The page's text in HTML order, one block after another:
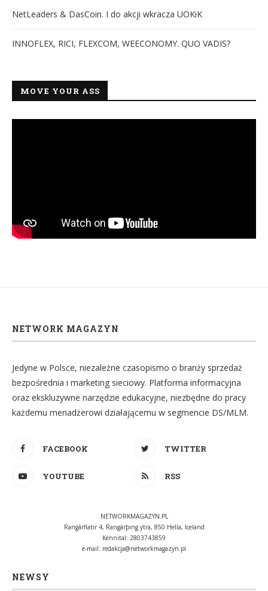
NetLeaders & DasCoin. I do akcji wkracza UOKiK
INNOFLEX, RICI, FLEXCOM, WEECONOMY. QUO VADIS?
MOVE YOUR ASS
NETWORK MAGAZYN
Jedyne w Polsce, niezależne czasopismo o branży sprzedaż
bezpośrednia i marketing sieciowy. Platforma informacyjna
oraz ekskluzywne narzędzie edukacyjne, niezbędne do pracy
każdemu menadżerowi działającemu w segmencie DS/MLM.
FACEBOOK TWITTER
YOUTUBE RSS
NETWORKMAGAZYN.PL
Rangárflatir 4, Rangárþing ytra, 850 Hella, Iceland
Kennital: 2803743859
e-mail: redakcja@networkmagazyn.pl
NEWSY